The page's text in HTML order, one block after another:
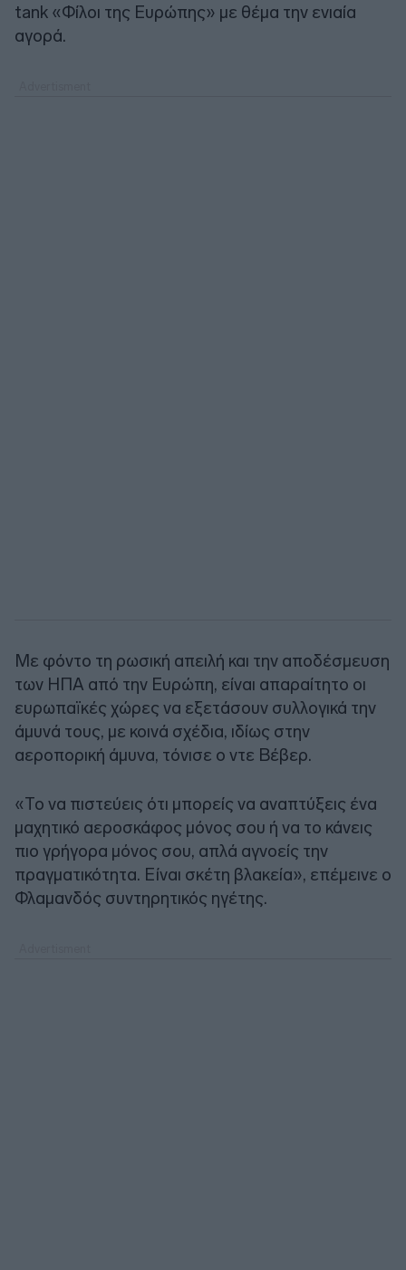
tank «Φίλοι της Ευρώπης» με θέμα την ενιαία
αγορά.
Με φόντο τη ρωσική απειλή και την αποδέσμευση
των ΗΠΑ από την Ευρώπη, είναι απαραίτητο οι
ευρωπαϊκές χώρες να εξετάσουν συλλογικά την
άμυνά τους, με κοινά σχέδια, ιδίως στην
αεροπορική άμυνα, τόνισε ο ντε Βέβερ.
«Το να πιστεύεις ότι μπορείς να αναπτύξεις ένα
μαχητικό αεροσκάφος μόνος σου ή να το κάνεις
πιο γρήγορα μόνος σου, απλά αγνοείς την
πραγματικότητα. Είναι σκέτη βλακεία», επέμεινε ο
Φλαμανδός συντηρητικός ηγέτης.